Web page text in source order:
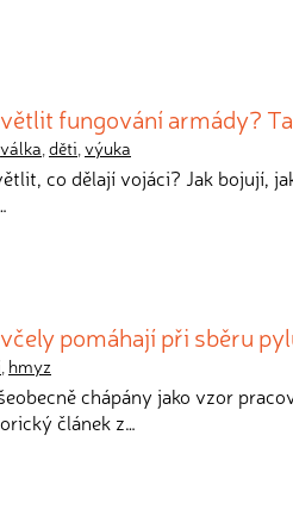
fungování armády?
válka,děti,výuka
co dělají vojáci? Jak bojují,
pomáhají při sběru
, hmyz
chápány jako vzor
článek z…